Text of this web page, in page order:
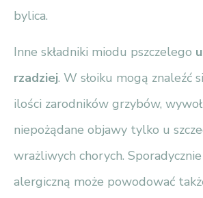
bylica.
Inne składniki miodu pszczelego
rzadziej. W słoiku mogą znaleźć
ilości zarodników grzybów,
niepożądane objawy tylko u
wrażliwych chorych.
alergiczną może powodować